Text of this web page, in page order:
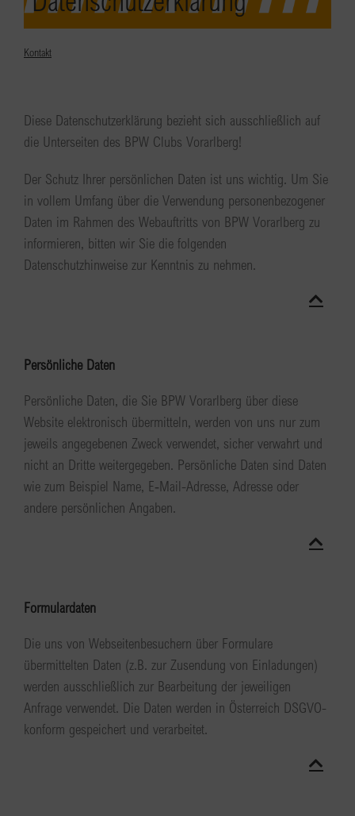
Kontakt
Diese Datenschutzerklärung bezieht sich ausschließlich auf
die Unterseiten des BPW Clubs Vorarlberg!
Der Schutz Ihrer persönlichen Daten ist uns wichtig. Um Sie
in vollem Umfang über die Verwendung personenbezogener
Daten im Rahmen des Webauftritts von BPW Vorarlberg zu
informieren, bitten wir Sie die folgenden
Datenschutzhinweise zur Kenntnis zu nehmen.
Persönliche Daten
Persönliche Daten, die Sie BPW Vorarlberg über diese
Website elektronisch übermitteln, werden von uns nur zum
jeweils angegebenen Zweck verwendet, sicher verwahrt und
nicht an Dritte weitergegeben. Persönliche Daten sind Daten
wie zum Beispiel Name, E‑Mail-Adresse, Adresse oder
andere persönlichen Angaben.
Formulardaten
Die uns von Webseitenbesuchern über Formulare
übermittelten Daten (z.B. zur Zusendung von Einladungen)
werden ausschließlich zur Bearbeitung der jeweiligen
Anfrage verwendet. Die Daten werden in Österreich DSGVO-
konform gespeichert und verarbeitet.